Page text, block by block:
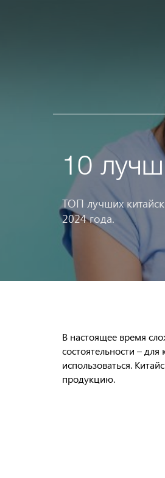
10
ТОП лучших
2024 года.
В настоящее время
состоятельности –
использоваться.
продукцию.